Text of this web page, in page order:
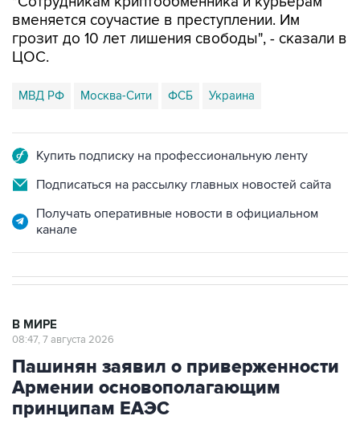
вменяется соучастие в преступлении. Им
грозит до 10 лет лишения свободы", - сказали в
ЦОС.
МВД РФ Москва-Сити ФСБ Украина
Купить подписку на профессиональную ленту
Подписаться на рассылку главных новостей сайта
Получать оперативные новости в официальном
канале
В МИРЕ
08:47, 7 августа 2026
Пашинян заявил о приверженности
Армении основополагающим
принципам ЕАЭС